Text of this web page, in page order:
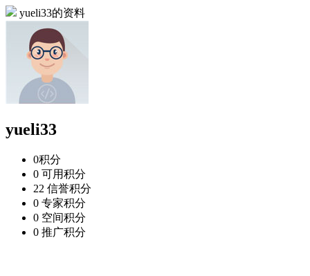
yueli33的资料
yueli33
0积分
0 可用积分
22 信誉积分
0 专家积分
0 空间积分
0 推广积分